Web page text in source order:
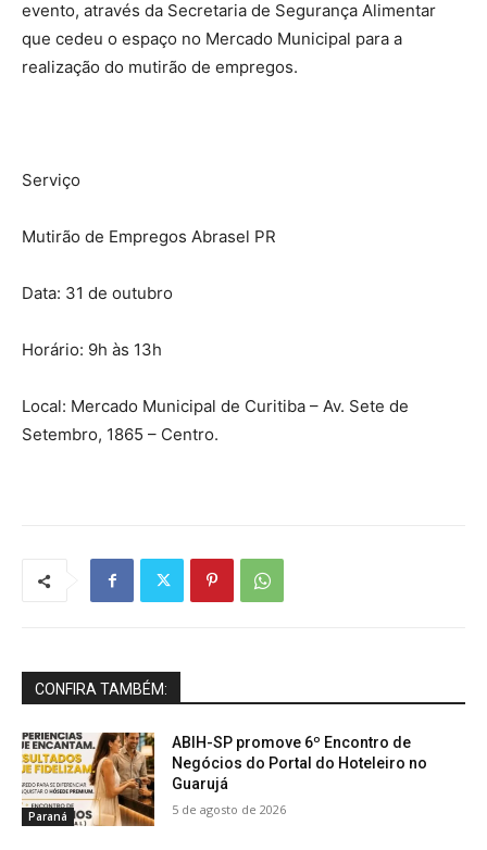
evento, através da Secretaria de Segurança Alimentar
que cedeu o espaço no Mercado Municipal para a
realização do mutirão de empregos.
Serviço
Mutirão de Empregos Abrasel PR
Data: 31 de outubro
Horário: 9h às 13h
Local: Mercado Municipal de Curitiba – Av. Sete de
Setembro, 1865 – Centro.
CONFIRA TAMBÉM:
Paraná
ABIH-SP promove 6º Encontro de
Negócios do Portal do Hoteleiro no
Guarujá
5 de agosto de 2026